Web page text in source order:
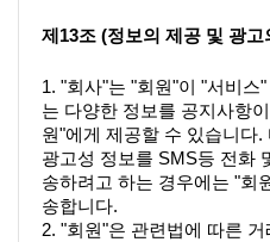
제13조 (정보의 제공 및 광고
1. "회사"는 "회원"이 "서비스
는 다양한 정보를 공지사항
원"에게 제공할 수 있습니다.
광고성 정보를 SMS등 전화
송하려고 하는 경우에는 "회
송합니다.
2. "회원"은 관련법에 따른